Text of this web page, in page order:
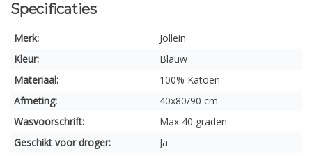
Specificaties
Merk:
Jollein
Kleur:
Blauw
Materiaal:
100% Katoen
Afmeting:
40x80/90 cm
Wasvoorschrift:
Max 40 graden
Geschikt voor droger:
Ja